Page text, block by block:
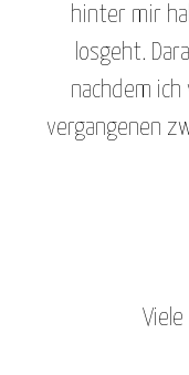
hinter mir
losgeht.
nachdem
vergangenen